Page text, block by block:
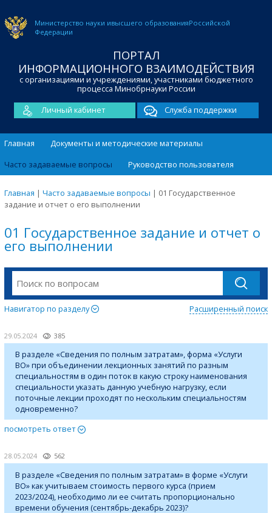
Министерство науки ивысшего образованияРоссийской
Федерации
ПОРТАЛ
ИНФОРМАЦИОННОГО ВЗАИМОДЕЙСТВИЯ
с организациями и учреждениями, участниками бюджетного
процесса Минобрнауки России
Личный кабинет
Служба поддержки
Главная
Документы и методические материалы
Часто задаваемые вопросы
Руководство пользователя
Главная | Часто задаваемые вопросы | 01 Государственное
задание и отчет о его выполнении
01 Государственное задание и отчет о
его выполнении
Навигатор по разделу Расширенный поиск
29.05.2024 385
В разделе «Сведения по полным затратам», форма «Услуги
ВО» при объединении лекционных занятий по разным
специальностям в один поток в какую строку наименования
специальности указать данную учебную нагрузку, если
поточные лекции проходят по нескольким специальностям
одновременно?
посмотреть ответ
28.05.2024 562
В разделе «Сведения по полным затратам» в форме «Услуги
ВО» как учитываем стоимость первого курса (прием
2023/2024), необходимо ли ее считать пропорционально
времени обучения (сентябрь-декабрь 2023)?